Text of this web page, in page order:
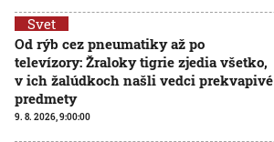
Svet
Od rýb cez pneumatiky až po
televízory: Žraloky tigrie zjedia všetko,
v ich žalúdkoch našli vedci prekvapivé
predmety
9. 8. 2026, 9:00:00